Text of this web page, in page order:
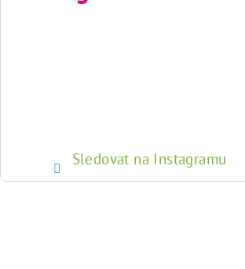
Sledovat na Instagramu